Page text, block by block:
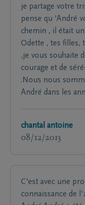
je partage votre
pense qu 'André
chemin , il était
Odette , tes filles,
,je vous souhaite
courage et de
.Nous nous
André dans les
chantal antoine
08/12/2013
C'est avec une
connaissance de